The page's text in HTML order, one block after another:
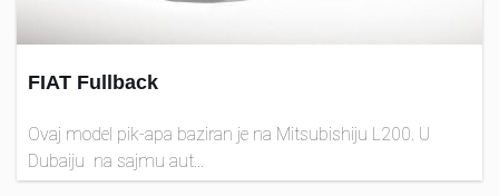
FIAT Fullback
Ovaj model pik-apa baziran je na Mitsubishiju L200. U
Dubaiju na sajmu aut...